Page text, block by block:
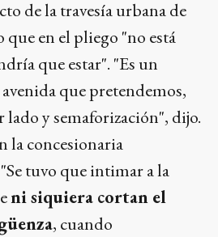
de la travesía urbana de
en el pliego "no está
que estar". "Es un
que pretendemos,
lado y semaforización", dijo.
la concesionaria
tuvo que intimar a la
ni siquiera cortan el
, cuando